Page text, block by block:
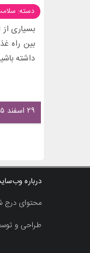
دسته:
بسیاری
بین راه
داشته
۲۹ اسفند ۱۳۹۵ - ۱۴:۴۸
درباره
محتوای درج
طراحی و